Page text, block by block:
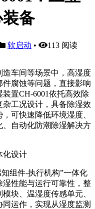
备
软启动 • 113 阅读
车间等场景中，高湿度
腐蚀等问题，直接影响
置CH-6001依托高效除
工况设计，具备除湿效
可快速降低环境湿度、
自动化防潮除湿解决方
化设计
组件-执行机构”一体化
性能与运行可靠性，整
块、温湿度传感单元、
运作，实现从湿度监测